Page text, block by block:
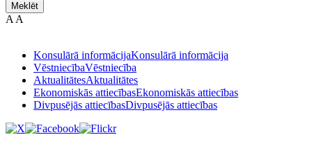
Meklēt
A A
Konsulārā informācijaKonsulārā informācija
VēstniecībaVēstniecība
AktualitātesAktualitātes
Ekonomiskās attiecībasEkonomiskās attiecības
Divpusējās attiecībasDivpusējās attiecības